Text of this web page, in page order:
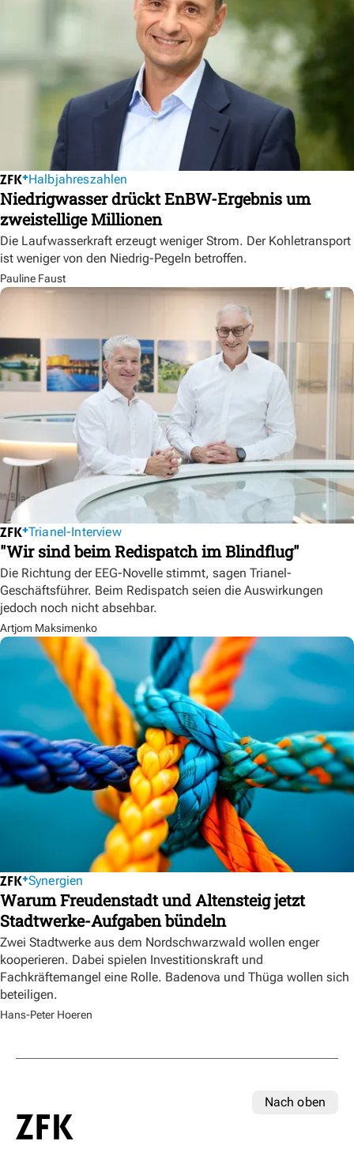
Halbjahreszahlen
Niedrigwasser drückt EnBW-Ergebnis um
zweistellige Millionen
Die Laufwasserkraft erzeugt weniger Strom. Der Kohletransport
ist weniger von den Niedrig-Pegeln betroffen.
Pauline Faust
Trianel-Interview
"Wir sind beim Redispatch im Blindflug"
Die Richtung der EEG-Novelle stimmt, sagen Trianel-
Geschäftsführer. Beim Redispatch seien die Auswirkungen
jedoch noch nicht absehbar.
Artjom Maksimenko
Synergien
Warum Freudenstadt und Altensteig jetzt
Stadtwerke-Aufgaben bündeln
Zwei Stadtwerke aus dem Nordschwarzwald wollen enger
kooperieren. Dabei spielen Investitionskraft und
Fachkräftemangel eine Rolle. Badenova und Thüga wollen sich
beteiligen.
Hans-Peter Hoeren
Nach oben